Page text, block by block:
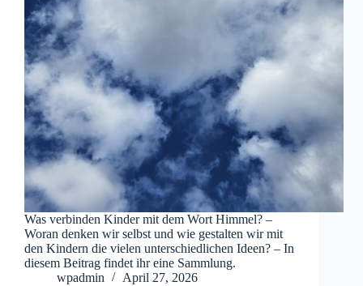
Was verbinden Kinder mit dem Wort Himmel? –
Woran denken wir selbst und wie gestalten wir mit
den Kindern die vielen unterschiedlichen Ideen? – In
diesem Beitrag findet ihr eine Sammlung.
wpadmin
April 27, 2026